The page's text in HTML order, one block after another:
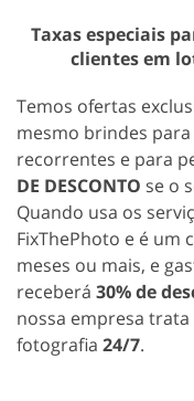
Taxas especiais
clientes em
Temos ofertas
mesmo brindes
recorrentes e para
DE DESCONTO se o
Quando usa os
FixThePhoto e é um
meses ou mais, e
receberá 30% de
nossa empresa
fotografia 24/7.